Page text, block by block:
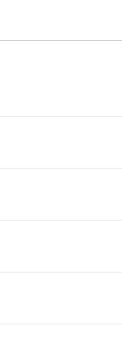
었습니다. AI-300 : 이 과
지니어, DevOps 전문가
으니 자세한 내용은 트레이
v1/training/